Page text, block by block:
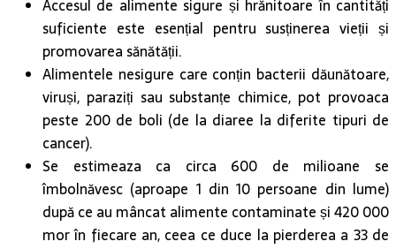
Accesul de alimente sigure și hrănitoare în cantități
suficiente este esențial pentru susținerea vieții și
promovarea sănătății.
Alimentele nesigure care conțin bacterii dăunătoare,
viruși, paraziți sau substanțe chimice, pot provoaca
peste 200 de boli (de la diaree la diferite tipuri de
cancer).
Se estimeaza ca circa 600 de milioane se
îmbolnăvesc (aproape 1 din 10 persoane din lume)
după ce au mâncat alimente contaminate și 420 000
mor în fiecare an, ceea ce duce la pierderea a 33 de